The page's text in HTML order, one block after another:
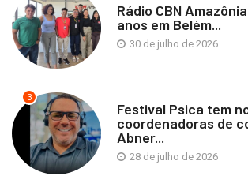
Rádio CBN
anos em Belém...
30 de julho de 2026
3
Festival Psica tem
coordenadoras de
Abner...
28 de julho de 2026